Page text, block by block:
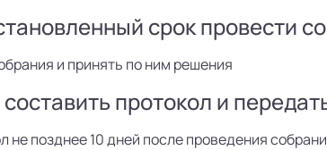
срок провести
и принять по ним решения
протокол и
не позднее 10 дней после проведения